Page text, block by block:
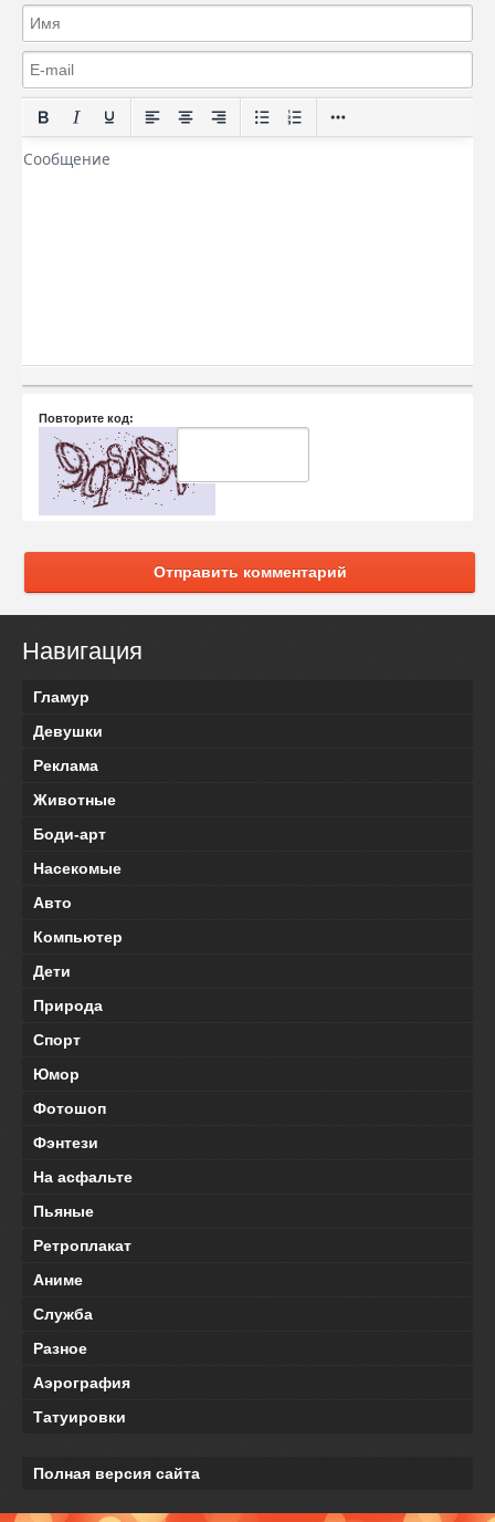
Повторите код:
Отправить комментарий
Навигация
Гламур
Девушки
Реклама
Животные
Боди-арт
Насекомые
Авто
Компьютер
Дети
Природа
Спорт
Юмор
Фотошоп
Фэнтези
На асфальте
Пьяные
Ретроплакат
Аниме
Служба
Разное
Аэрография
Татуировки
Полная версия сайта